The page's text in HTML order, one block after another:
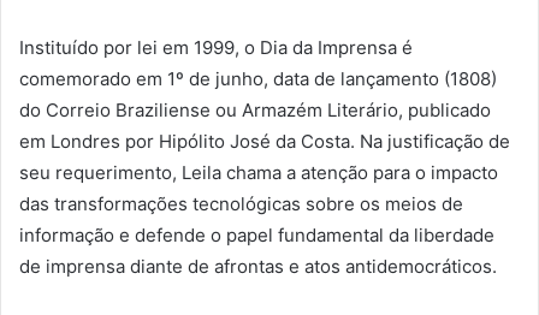
Instituído por lei em 1999, o Dia da Imprensa é
comemorado em 1º de junho, data de lançamento (1808)
do Correio Braziliense ou Armazém Literário, publicado
em Londres por Hipólito José da Costa. Na justificação de
seu requerimento, Leila chama a atenção para o impacto
das transformações tecnológicas sobre os meios de
informação e defende o papel fundamental da liberdade
de imprensa diante de afrontas e atos antidemocráticos.